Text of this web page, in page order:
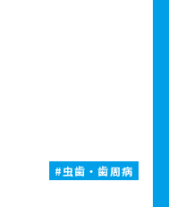
虫歯・歯周病